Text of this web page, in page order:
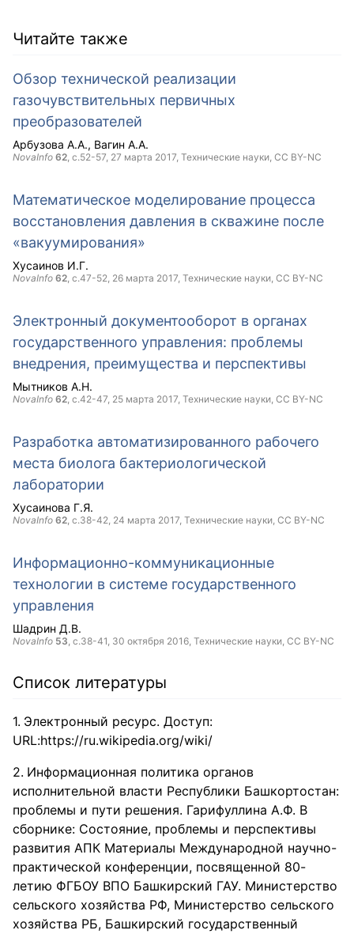
Читайте также
Обзор технической реализации
газочувствительных первичных
преобразователей
Арбузова А.А. Вагин А.А.
NovaInfo 62, с.52-57, 27 марта 2017, Технические науки, CC BY-NC
Математическое моделирование процесса
восстановления давления в скважине после
«вакуумирования»
Хусаинов И.Г.
NovaInfo 62, с.47-52, 26 марта 2017, Технические науки, CC BY-NC
Электронный документооборот в органах
государственного управления: проблемы
внедрения, преимущества и перспективы
Мытников А.Н.
NovaInfo 62, с.42-47, 25 марта 2017, Технические науки, CC BY-NC
Разработка автоматизированного рабочего
места биолога бактериологической
лаборатории
Хусаинова Г.Я.
NovaInfo 62, с.38-42, 24 марта 2017, Технические науки, CC BY-NC
Информационно-коммуникационные
технологии в системе государственного
управления
Шадрин Д.В.
NovaInfo 53, с.38-41, 30 октября 2016, Технические науки, CC BY-NC
Список литературы
Электронный ресурс. Доступ:
URL:https://ru.wikipedia.org/wiki/
Информационная политика органов
исполнительной власти Республики Башкортостан:
проблемы и пути решения. Гарифуллина А.Ф. В
сборнике: Состояние, проблемы и перспективы
развития АПК Материалы Международной научно-
практической конференции, посвященной 80-
летию ФГБОУ ВПО Башкирский ГАУ. Министерство
сельского хозяйства РФ, Министерство сельского
хозяйства РБ, Башкирский государственный